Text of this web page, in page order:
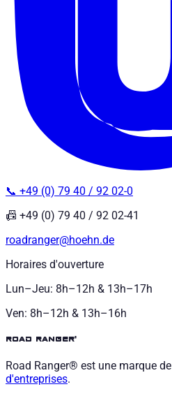
📞 +49 (0) 79 40 / 92 02-0
📠 +49 (0) 79 40 / 92 02-41
roadranger@hoehn.de
Horaires d'ouverture
Lun–Jeu: 8h–12h & 13h–17h
Ven: 8h–12h & 13h–16h
road ranger®
Road Ranger® est une marque de
d'entreprises.